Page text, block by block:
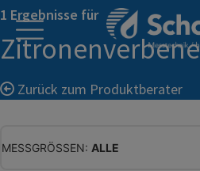
1 Ergebnisse für
Zitronenverbene
Zurück zum Produktberater
MESSGRÖSSEN: ALLE